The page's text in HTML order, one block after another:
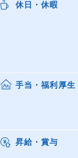
休日・休暇
手当・福利厚生
昇給・賞与